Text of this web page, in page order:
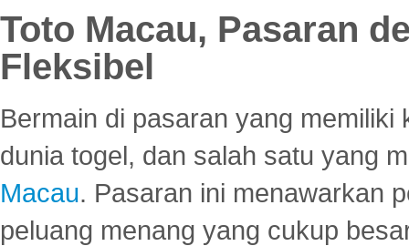
Toto Macau, Pasaran
Fleksibel
Bermain di pasaran yang
dunia togel, dan salah satu yang
Macau. Pasaran ini menawarkan
peluang menang yang cukup